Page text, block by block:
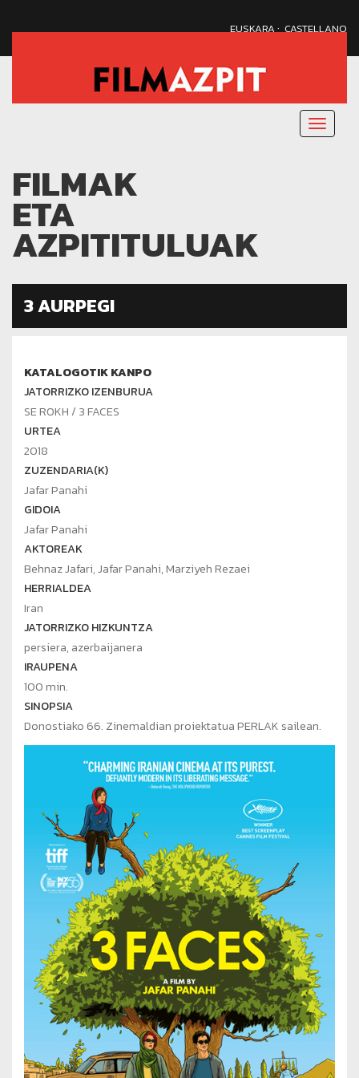
EUSKARA·CASTELLANO
Menu
FILMAK
ETA
AZPITITULUAK
3 AURPEGI
KATALOGOTIK KANPO
JATORRIZKO IZENBURUA
SE ROKH / 3 FACES
URTEA
2018
ZUZENDARIA(K)
Jafar Panahi
GIDOIA
Jafar Panahi
AKTOREAK
Behnaz Jafari, Jafar Panahi, Marziyeh Rezaei
HERRIALDEA
Iran
JATORRIZKO HIZKUNTZA
persiera, azerbaijanera
IRAUPENA
100 min.
SINOPSIA
Donostiako 66. Zinemaldian proiektatua PERLAK sailean.